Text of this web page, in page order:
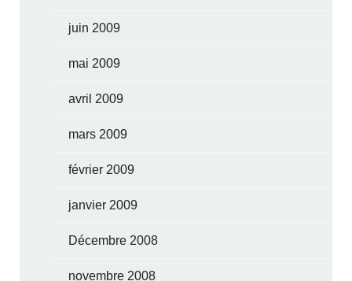
juin 2009
mai 2009
avril 2009
mars 2009
février 2009
janvier 2009
Décembre 2008
novembre 2008